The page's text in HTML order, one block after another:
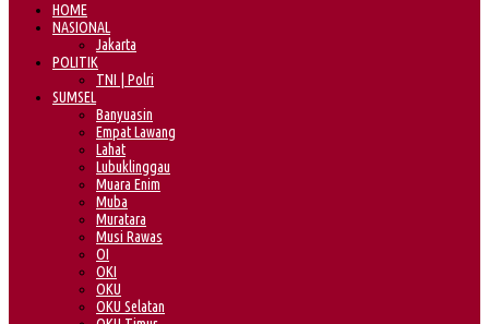
HOME
NASIONAL
Jakarta
POLITIK
TNI | Polri
SUMSEL
Banyuasin
Empat Lawang
Lahat
Lubuklinggau
Muara Enim
Muba
Muratara
Musi Rawas
OI
OKI
OKU
OKU Selatan